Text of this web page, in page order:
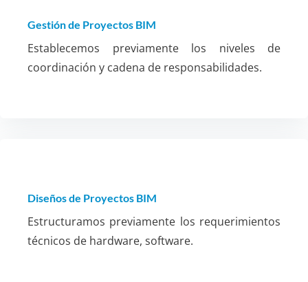
Gestión de Proyectos BIM
Establecemos previamente los niveles de
coordinación y cadena de responsabilidades.
Diseños de Proyectos BIM
Estructuramos previamente los requerimientos
técnicos de hardware, software.